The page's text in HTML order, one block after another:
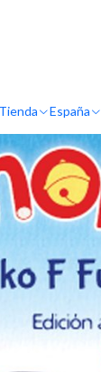
Tienda España